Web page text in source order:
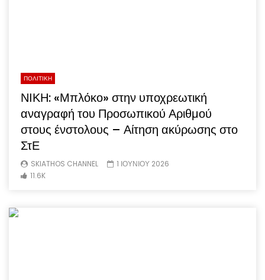
ΠΟΛΙΤΙΚΗ
ΝΙΚΗ: «Μπλόκο» στην υποχρεωτική
αναγραφή του Προσωπικού Αριθμού
στους ένστολους – Αίτηση ακύρωσης στο
ΣτΕ
SKIATHOS CHANNEL
1 ΙΟΥΝΙΟΥ 2026
11.6K